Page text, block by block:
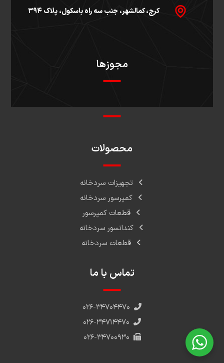
کرج، کمالشهر، جنب سه راه باسکول، پلاک ۳۹۴
مجوزها
محصولات
تجهیزات سردخانه
کمپرسور سردخانه
قطعات کمپرسور
کندانسور سردخانه
قطعات سردخانه
تماس با ما
۰۲۶-۳۴۷۰۴۴۷۰
۰۲۶-۳۴۷۱۴۴۷۰
۰۲۶-۳۴۷۰۰۹۳۰